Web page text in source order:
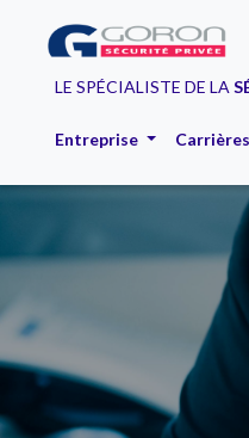
LE SPÉCIALISTE DE LA
Entreprise Carrières